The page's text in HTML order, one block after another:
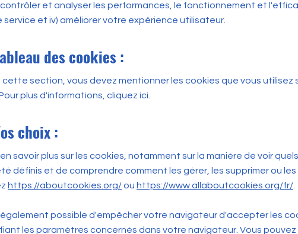
et analyser les performances, le fonctionnement et
service et iv) améliorer votre expérience utilisateur.
des cookies :
cette section, vous devez mentionner les cookies que vous utilisez
plus d'informations, cliquez ici
choix :
savoir plus sur les cookies, notamment sur la manière de voir
définis et de comprendre comment les gérer, les supprimer ou les
https://aboutcookies.org/ou https://www.allaboutcookies.org/fr/
possible d'empêcher votre navigateur d'accepter les
les paramètres concernés dans votre navigateur. Vous pouvez